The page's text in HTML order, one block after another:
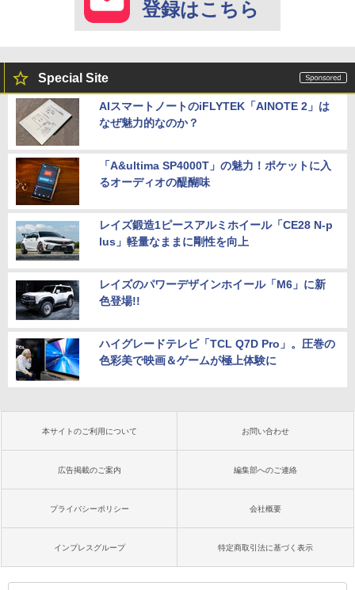
登録はこちら
Special Site
AIスマートノートのiFLYTEK「AINOTE 2」は
なぜ魅力的なのか？
「A&ultima SP4000T」の魅力！ポケットに入
るオーディオの醍醐味
レイズ鍛造1ピースアルミホイール「CE28 N-p
lus」軽量なままに剛性を向上
レイズのパワーデザインホイール「M6」に新
色登場!!
ハイグレードテレビ「TCL Q7D Pro」。圧巻の
色彩美で映画＆ゲームが極上体験に
本サイトのご利用について お問い合わせ
広告掲載のご案内 編集部へのご連絡
プライバシーポリシー 会社概要
インプレスグループ 特定商取引法に基づく表示